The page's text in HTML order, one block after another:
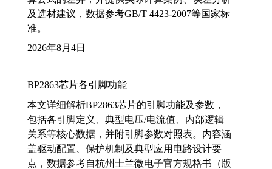
及选材建议，数据参考GB/T 4423-2007等国家标
准。
2026年8月4日
BP2863芯片各引脚功能
本文详细解析BP2863芯片的引脚功能及参数，
包括各引脚定义、典型电压/电流值、内部逻辑
关系等核心数据，并附引脚参数对照表。内容涵
盖驱动配置、保护机制及典型应用电路设计要
点，数据参考自杭州士兰微电子官方规格书（版